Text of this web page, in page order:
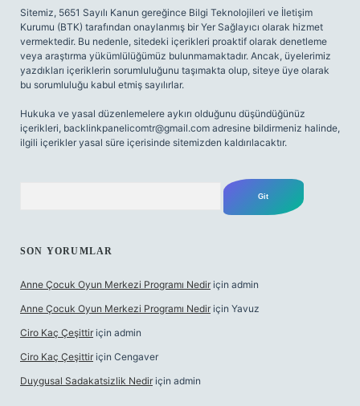
Sitemiz, 5651 Sayılı Kanun gereğince Bilgi Teknolojileri ve İletişim
Kurumu (BTK) tarafından onaylanmış bir Yer Sağlayıcı olarak hizmet
vermektedir. Bu nedenle, sitedeki içerikleri proaktif olarak denetleme
veya araştırma yükümlülüğümüz bulunmamaktadır. Ancak, üyelerimiz
yazdıkları içeriklerin sorumluluğunu taşımakta olup, siteye üye olarak
bu sorumluluğu kabul etmiş sayılırlar.
Hukuka ve yasal düzenlemelere aykırı olduğunu düşündüğünüz
içerikleri, backlinkpanelicomtr@gmail.com adresine bildirmeniz halinde,
ilgili içerikler yasal süre içerisinde sitemizden kaldırılacaktır.
SON YORUMLAR
Anne Çocuk Oyun Merkezi Programı Nedir için admin
Anne Çocuk Oyun Merkezi Programı Nedir için Yavuz
Ciro Kaç Çeşittir için admin
Ciro Kaç Çeşittir için Cengaver
Duygusal Sadakatsizlik Nedir için admin